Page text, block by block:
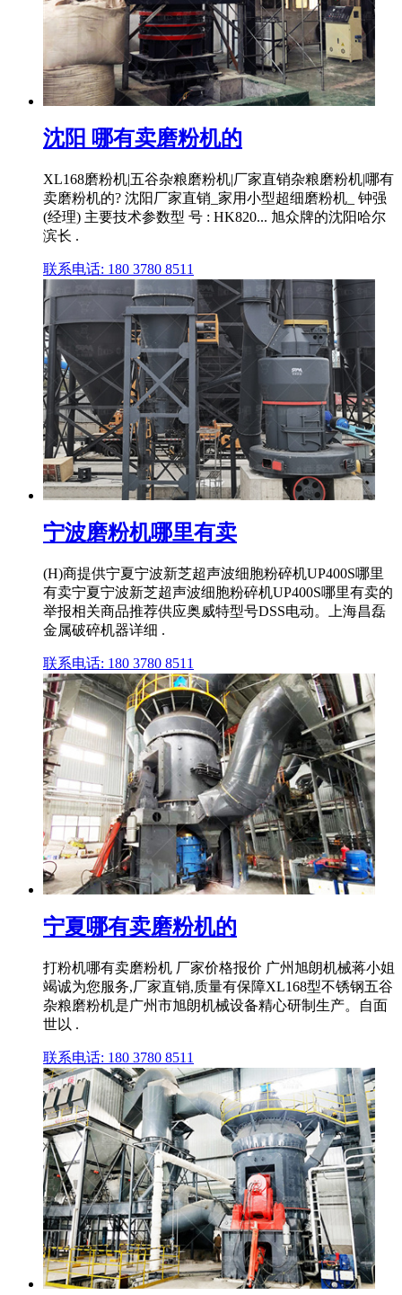
沈阳 哪有卖磨粉机的
XL168磨粉机|五谷杂粮磨粉机|厂家直销杂粮磨粉机|哪有
卖磨粉机的? 沈阳厂家直销_家用小型超细磨粉机_ 钟强
(经理) 主要技术参数型 号 : HK820... 旭众牌的沈阳哈尔
滨长 .
联系电话: 180 3780 8511
宁波磨粉机哪里有卖
(H)商提供宁夏宁波新芝超声波细胞粉碎机UP400S哪里
有卖宁夏宁波新芝超声波细胞粉碎机UP400S哪里有卖的
举报相关商品推荐供应奥威特型号DSS电动。上海昌磊
金属破碎机器详细 .
联系电话: 180 3780 8511
宁夏哪有卖磨粉机的
打粉机哪有卖磨粉机 厂家价格报价 广州旭朗机械蒋小姐
竭诚为您服务,厂家直销,质量有保障XL168型不锈钢五谷
杂粮磨粉机是广州市旭朗机械设备精心研制生产。自面
世以 .
联系电话: 180 3780 8511